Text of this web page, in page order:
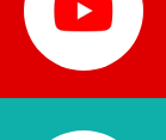
競馬